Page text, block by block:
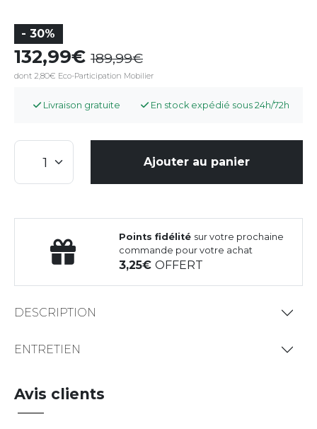
- 30%
132,99 189,99
dont 2,80€ Eco-Participation Mobilier
Livraison gratuite En stock expédié sous 24h/72h
Ajouter au panier
Points fidélité sur votre prochaine
commande pour votre achat
3,25OFFERT
DESCRIPTION
ENTRETIEN
Avis clients